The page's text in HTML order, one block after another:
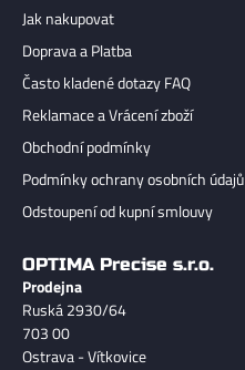
Jak nakupovat
Doprava a Platba
Často kladené dotazy FAQ
Reklamace a Vrácení zboží
Obchodní podmínky
Podmínky ochrany osobních údajů
Odstoupení od kupní smlouvy
OPTIMA Precise s.r.o.
Prodejna
Ruská 2930/64
703 00
Ostrava - Vítkovice